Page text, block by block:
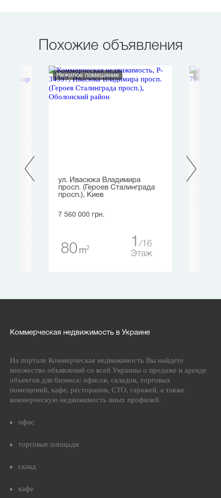
Похожие объявления
Нежилое помещение
ул. Ивасюка Владимира
просп. (Героев Сталинграда
просп.), Киев
7 560 000 грн.
80 m2 1
16
Этаж
Коммерческая недвижимость в Украине
На портале Коммерческая недвижимость Вы найдете
множество объявлений со всей Украины о продаже и аренде
объектов для бизнеса: офисов, складов, торговых
помещений, кафе, ресторанов, СТО, гаражей, а также
коммерческую недвижимость иных профилей.
офис
торговые площади
склад
кафе